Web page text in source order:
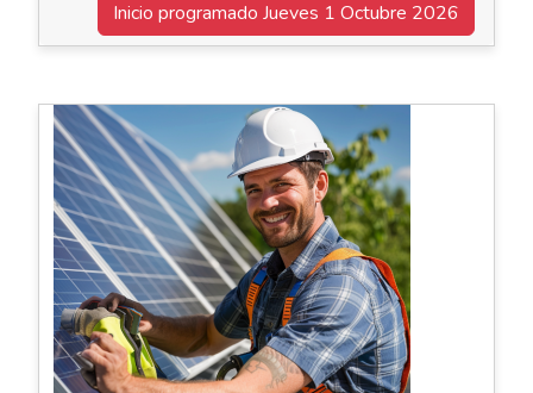
Inicio programado Jueves 1 Octubre 2026